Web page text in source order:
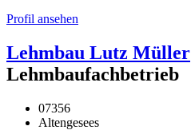
Profil ansehen
Lehmbau Lutz Müller
Lehmbaufachbetrieb
07356
Altengesees